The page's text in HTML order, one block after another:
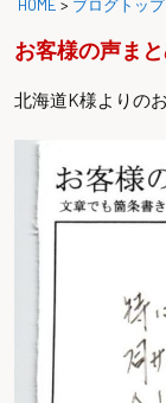
HOME > ブログトップ
お客様の声ま
北海道K様よりの